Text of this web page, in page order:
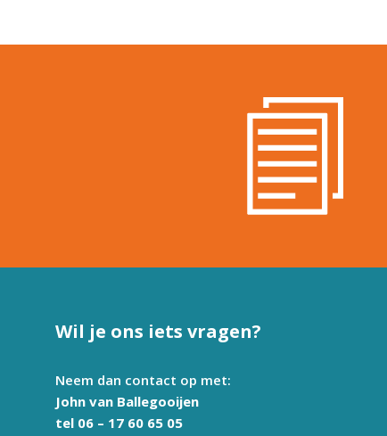
Wil je ons iets vragen?
Neem dan contact op met:
John van Ballegooijen
tel 06 – 17 60 65 05